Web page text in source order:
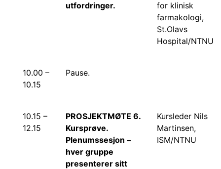
utfordringer.
for klinisk
farmakologi,
St.Olavs
Hospital/NTNU
10.00 –
10.15
Pause.
10.15 –
12.15
PROSJEKTMØTE 6.
Kursprøve.
Plenumssesjon –
hver gruppe
presenterer sitt
Kursleder Nils
Martinsen,
ISM/NTNU